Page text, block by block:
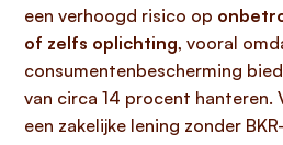
een verhoogd risico op
of zelfs oplichting, vooral
consumentenbescherming
van circa 14 procent hanteren.
een zakelijke lening zonder